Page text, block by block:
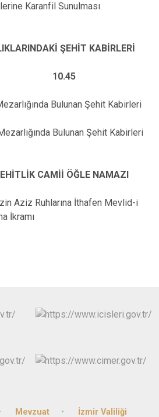
Sunulması.
ŞEHİT KABİRLERİ
Bulunan Şehit Kabirleri
Bulunan Şehit Kabirleri
CAMİİ ÖĞLE NAMAZI
Ruhlarına İthafen Mevlid-i
İkramı
Mevzuat İzmir Valiliği